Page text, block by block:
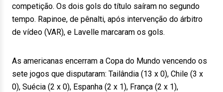
competição. Os dois gols do título saíram no segundo
tempo. Rapinoe, de pênalti, após intervenção do árbitro
de vídeo (VAR), e Lavelle marcaram os gols.
As americanas encerram a Copa do Mundo vencendo os
sete jogos que disputaram: Tailândia (13 x 0), Chile (3 x
0), Suécia (2 x 0), Espanha (2 x 1), França (2 x 1),